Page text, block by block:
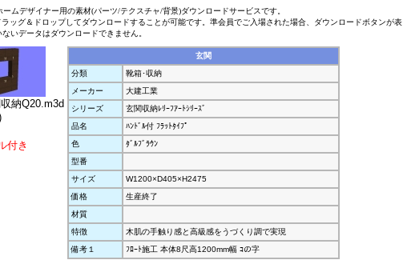
ムデザイナー用の素材(パーツ/テクスチャ/背景)ダウンロードサービスです。
ッグ＆ドロップしてダウンロードすることが可能です。準会員でご入場された場合、ダウンロードボタンが表
いデータはダウンロードできません。
納Q20.m3d
付き
玄関
分類
靴箱･収納
メーカー
大建工業
シリーズ
玄関収納ﾚﾘｰﾌｱｰﾄｼﾘｰｽﾞ
品名
ﾊﾝﾄﾞﾙ付 ﾌﾗｯﾄﾀｲﾌﾟ
色
ﾀﾞﾙﾌﾞﾗｳﾝ
型番
サイズ
W1200×D405×H2475
価格
生産終了
材質
特徴
木肌の手触り感と高級感をうづくり調で実現
備考１
ﾌﾛｰﾄ施工 本体8尺高1200mm幅 ｺの字